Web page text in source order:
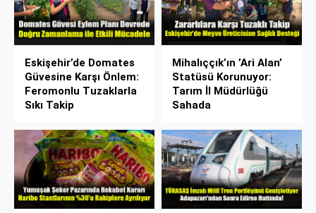
Eskişehir’de Domates
Güvesine Karşı Önlem:
Feromonlu Tuzaklarla
Sıkı Takip
Mihalıççık’ın ’Ari Alan’
Statüsü Korunuyor:
Tarım İl Müdürlüğü
Sahada